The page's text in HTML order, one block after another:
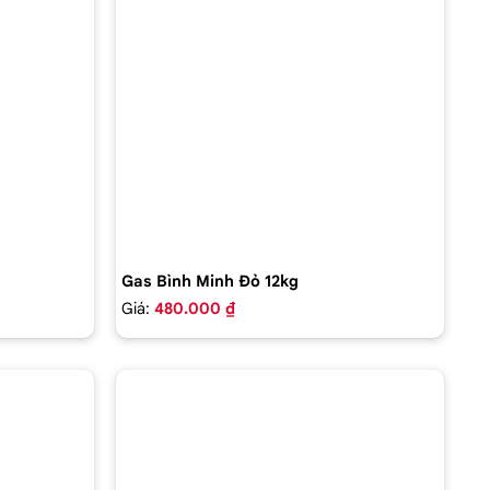
Gas Bình Minh Đỏ 12kg
Giá: 480.000 ₫